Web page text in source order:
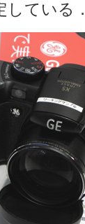
ている．